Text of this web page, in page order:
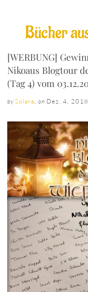
Bücher
[WERBUNG]
Nikoaus Blogtour
(Tag 4) vom
by Solara on Dez. 4, 2018